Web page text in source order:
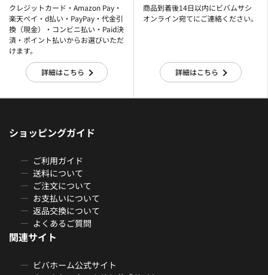
クレジットカード・Amazon Pay・
楽天ぺイ・d払い・PayPay・代金引
換（現金）・コンビニ払い・Paid決
済・ポイント払いからお選びいただ
けます。
詳細はこちら
商品到着後14日以内にビバムサシ
オンライン宛てにご連絡ください。
詳細はこちら
ショッピングガイド
ご利用ガイド
送料について
ご注文について
お支払いについて
返品交換について
よくあるご質問
関連サイト
ビバホーム公式サイト